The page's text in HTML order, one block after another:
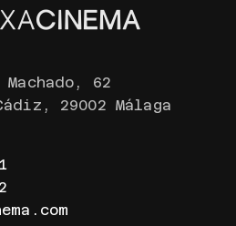
62
29002 Málaga